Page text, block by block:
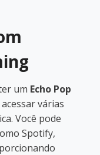
um Echo Pop
várias
Você pode
Spotify,